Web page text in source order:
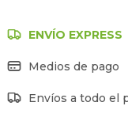
ENVÍO EXPRESS
Medios de pago
Envíos a todo el